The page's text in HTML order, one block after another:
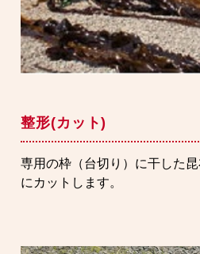
整形(カット)
専用の枠（台切り）に干した
にカットします。